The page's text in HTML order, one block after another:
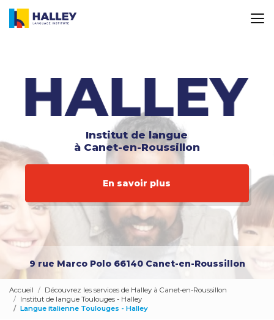
contenu
Institut de langue
à Canet-en-Roussillon
En savoir plus
9 rue Marco Polo 66140 Canet-en-Roussillon
Accueil
Découvrez les services de Halley à Canet-en-Roussillon
Institut de langue Toulouges - Halley
Langue italienne Toulouges - Halley